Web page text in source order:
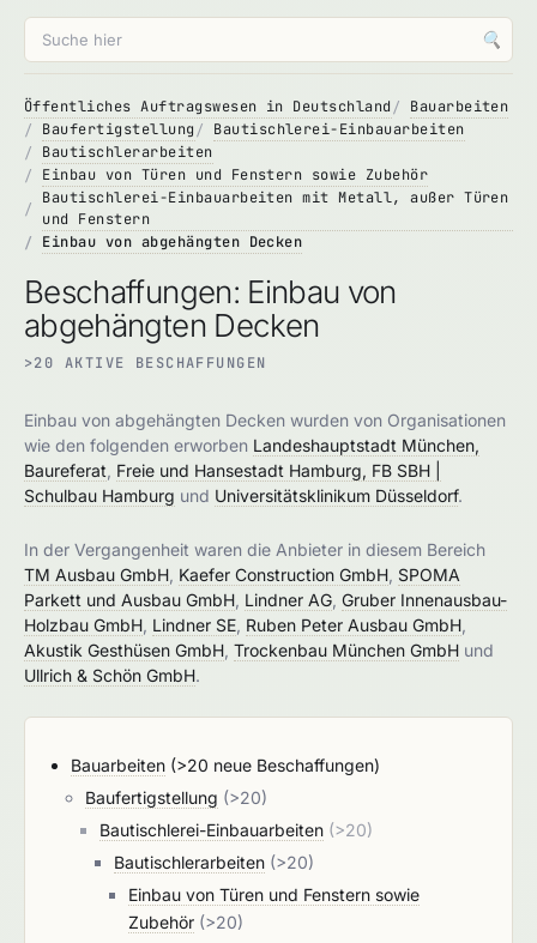
🔍
Öffentliches Auftragswesen in Deutschland
Bauarbeiten
Baufertigstellung
Bautischlerei-Einbauarbeiten
Bautischlerarbeiten
Einbau von Türen und Fenstern sowie Zubehör
Bautischlerei-Einbauarbeiten mit Metall, außer Türen
und Fenstern
Einbau von abgehängten Decken
Beschaffungen: Einbau von
abgehängten Decken
>20 AKTIVE BESCHAFFUNGEN
Einbau von abgehängten Decken wurden von Organisationen
wie den folgenden erworben Landeshauptstadt München,
Baureferat Freie und Hansestadt Hamburg, FB SBH |
Schulbau Hamburg und Universitätsklinikum Düsseldorf.
In der Vergangenheit waren die Anbieter in diesem Bereich
TM Ausbau GmbH Kaefer Construction GmbH SPOMA
Parkett und Ausbau GmbH Lindner AG Gruber Innenausbau-
Holzbau GmbH Lindner SE Ruben Peter Ausbau GmbH
Akustik Gesthüsen GmbH Trockenbau München GmbH und
Ullrich & Schön GmbH.
Bauarbeiten (>20 neue Beschaffungen)
Baufertigstellung (>20)
Bautischlerei-Einbauarbeiten (>20)
Bautischlerarbeiten (>20)
Einbau von Türen und Fenstern sowie
Zubehör (>20)